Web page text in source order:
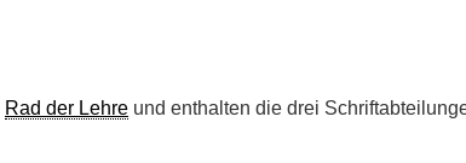
Rad der Lehre und enthalten die drei